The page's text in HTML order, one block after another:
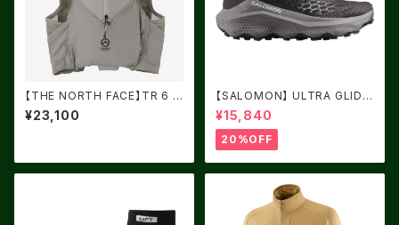
【THE NORTH FACE】TR 6 キ
ュムラスクラウド
¥23,100
【SALOMON】 ULTRA GLIDE
4 Black / Dark Gull Gray / S
ilver Cloud
¥15,840
20%OFF